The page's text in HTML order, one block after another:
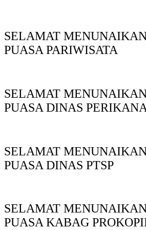
SELAMAT
PUASA PARIWISATA
SELAMAT
PUASA DINAS
SELAMAT
PUASA DINAS PTSP
SELAMAT
PUASA KABAG